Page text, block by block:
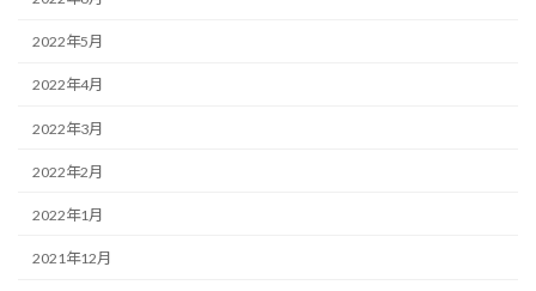
2022年5月
2022年4月
2022年3月
2022年2月
2022年1月
2021年12月